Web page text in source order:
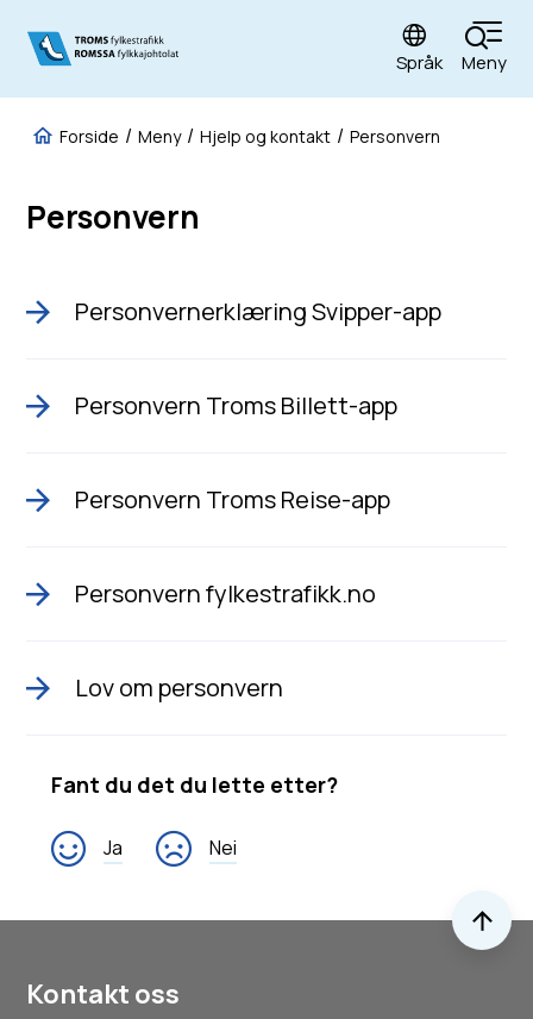
Språk Meny
Du er her:
Forside Meny Hjelp og kontakt Personvern
Personvern
Personvernerklæring Svipper-app
Personvern Troms Billett-app
Personvern Troms Reise-app
Personvern fylkestrafikk.no
Lov om personvern
Fant du det du lette etter?
Ja Nei
Til
Kontakt oss